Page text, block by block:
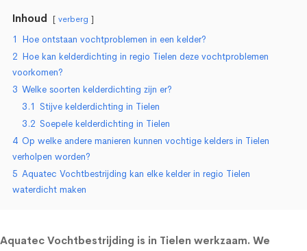
Inhoud verberg
1 Hoe ontstaan vochtproblemen in een kelder?
2 Hoe kan kelderdichting in regio Tielen deze vochtproblemen
voorkomen?
3 Welke soorten kelderdichting zijn er?
3.1 Stijve kelderdichting in Tielen
3.2 Soepele kelderdichting in Tielen
4 Op welke andere manieren kunnen vochtige kelders in Tielen
verholpen worden?
5 Aquatec Vochtbestrijding kan elke kelder in regio Tielen
waterdicht maken
Aquatec Vochtbestrijding is in Tielen werkzaam. We